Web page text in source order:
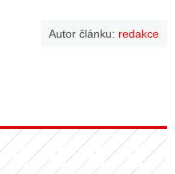
Autor článku: redakce